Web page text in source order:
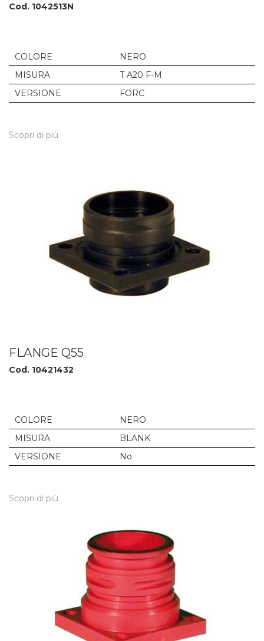
Cod. 1042513N
COLORE
NERO
MISURA
T A20 F-M
VERSIONE
FORC
Scopri di più
FLANGE Q55
Cod. 10421432
COLORE
NERO
MISURA
BLANK
VERSIONE
No
Scopri di più